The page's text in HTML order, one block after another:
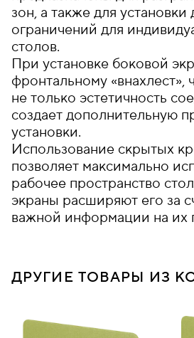
зон, а также для
ограничений для
столов.
При установке боковой
фронтальному «внахлест»,
не только эстетичность
создает дополнительную
установки.
Использование скрытых
позволяет максимально
рабочее пространство
экраны расширяют его за
важной информации на их
ДРУГИЕ ТОВАРЫ ИЗ